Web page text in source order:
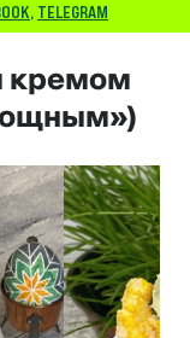
, TELEGRAM
кремом